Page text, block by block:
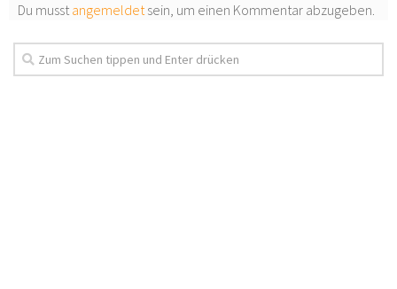
Du musstangemeldetsein, um einen Kommentar abzugeben.